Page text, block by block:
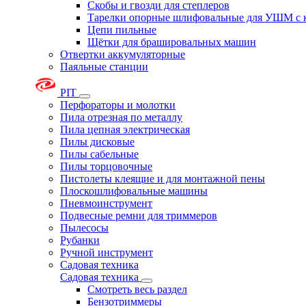
Скобы и гвозди для степлеров
Тарелки опорные шлифовальные для УШМ с
Цепи пильные
Щётки для брашировальных машин
Отвертки аккумуляторные
Паяльные станции
PIT
Перфораторы и молотки
Пила отрезная по металлу
Пила цепная электрическая
Пилы дисковые
Пилы сабельные
Пилы торцовочные
Пистолеты клеящие и для монтажной пены
Плоскошлифовальные машины
Пневмоинструмент
Подвесные ремни для триммеров
Пылесосы
Рубанки
Ручной инструмент
Садовая техника
Садовая техника
Смотреть весь раздел
Бензотриммеры